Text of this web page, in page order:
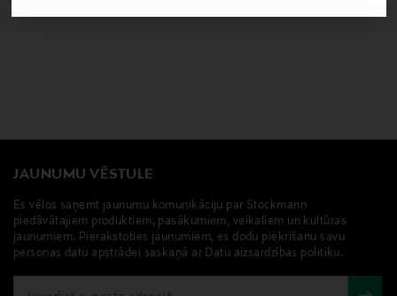
JAUNUMU VĒSTULE
Es vēlos saņemt jaunumu komunikāciju par Stockmann
piedāvātajiem produktiem, pasākumiem, veikaliem un kultūras
jaunumiem. Pierakstoties jaunumiem, es dodu piekrišanu savu
personas datu apstrādei saskaņā ar Datu aizsardzības politiku.